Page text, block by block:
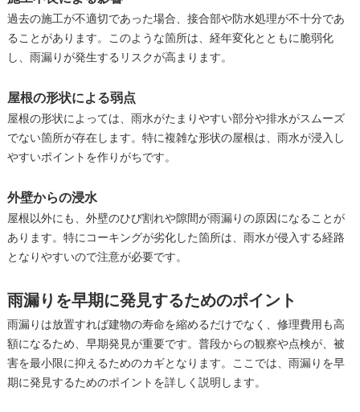
過去の施工が不適切であった場合、接合部や防水処理が不十分であ
ることがあります。このような箇所は、経年変化とともに脆弱化
し、雨漏りが発生するリスクが高まります。
屋根の形状による弱点
屋根の形状によっては、雨水がたまりやすい部分や排水がスムーズ
でない箇所が存在します。特に複雑な形状の屋根は、雨水が浸入し
やすいポイントを作りがちです。
外壁からの浸水
屋根以外にも、外壁のひび割れや隙間が雨漏りの原因になることが
あります。特にコーキングが劣化した箇所は、雨水が侵入する経路
となりやすいので注意が必要です。
雨漏りを早期に発見するためのポイント
雨漏りは放置すれば建物の寿命を縮めるだけでなく、修理費用も高
額になるため、早期発見が重要です。普段からの観察や点検が、被
害を最小限に抑えるためのカギとなります。ここでは、雨漏りを早
期に発見するためのポイントを詳しく説明します。